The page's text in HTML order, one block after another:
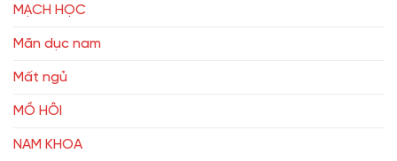
MẠCH HỌC
Mãn dục nam
Mất ngủ
MỒ HÔI
NAM KHOA